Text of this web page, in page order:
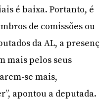
é baixa. Portanto, é
de comissões ou
da AL, a
mais pelos seus
se mais,
apontou a deputada.